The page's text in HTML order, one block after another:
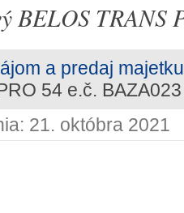
BELOS TRANS
a predaj majetku
54 e.č. BAZA023
21. októbra 2021